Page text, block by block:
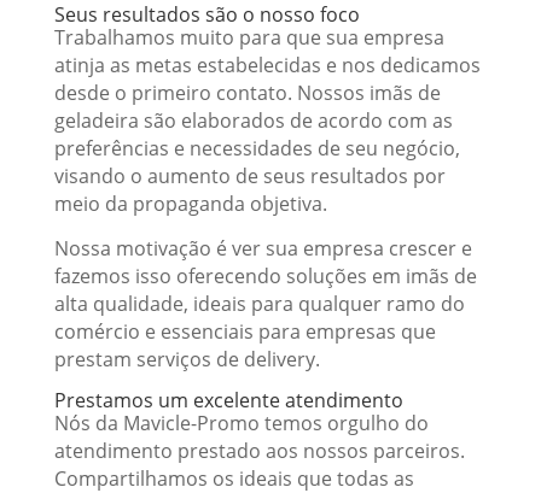
Seus resultados são o nosso foco
Trabalhamos muito para que sua empresa
atinja as metas estabelecidas e nos dedicamos
desde o primeiro contato. Nossos imãs de
geladeira são elaborados de acordo com as
preferências e necessidades de seu negócio,
visando o aumento de seus resultados por
meio da propaganda objetiva.
Nossa motivação é ver sua empresa crescer e
fazemos isso oferecendo soluções em imãs de
alta qualidade, ideais para qualquer ramo do
comércio e essenciais para empresas que
prestam serviços de delivery.
Prestamos um excelente atendimento
Nós da Mavicle-Promo temos orgulho do
atendimento prestado aos nossos parceiros.
Compartilhamos os ideais que todas as